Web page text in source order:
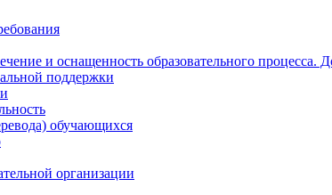
и оснащенность образовательного процесса.
поддержки
обучающихся
организации